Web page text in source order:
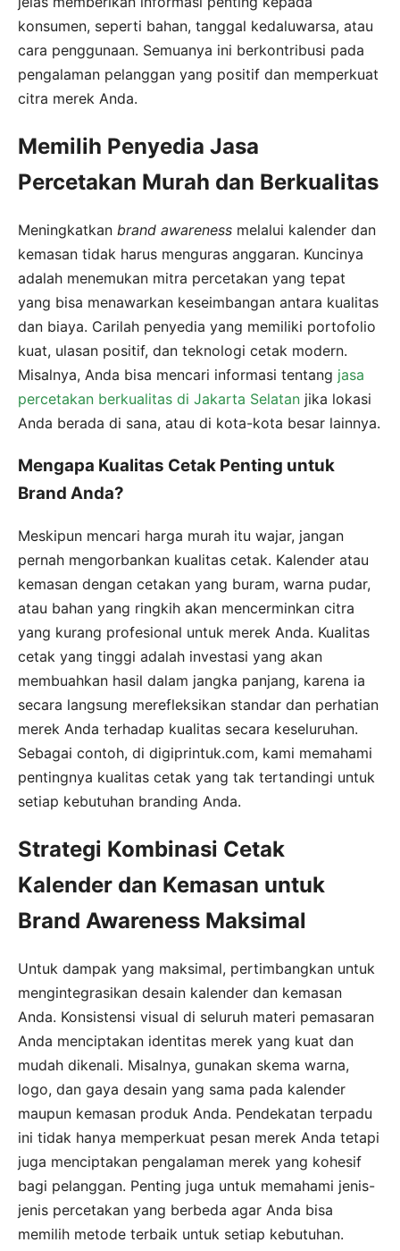
konsumen, seperti bahan, tanggal kedaluwarsa, atau
cara penggunaan. Semuanya ini berkontribusi pada
pengalaman pelanggan yang positif dan memperkuat
citra merek Anda.
Memilih Penyedia Jasa
Percetakan Murah dan Berkualitas
Meningkatkan brand awareness melalui kalender dan
kemasan tidak harus menguras anggaran. Kuncinya
adalah menemukan mitra percetakan yang tepat
yang bisa menawarkan keseimbangan antara kualitas
dan biaya. Carilah penyedia yang memiliki portofolio
kuat, ulasan positif, dan teknologi cetak modern.
Misalnya, Anda bisa mencari informasi tentang jasa
percetakan berkualitas di Jakarta Selatan jika lokasi
Anda berada di sana, atau di kota-kota besar lainnya.
Mengapa Kualitas Cetak Penting untuk
Brand Anda?
Meskipun mencari harga murah itu wajar, jangan
pernah mengorbankan kualitas cetak. Kalender atau
kemasan dengan cetakan yang buram, warna pudar,
atau bahan yang ringkih akan mencerminkan citra
yang kurang profesional untuk merek Anda. Kualitas
cetak yang tinggi adalah investasi yang akan
membuahkan hasil dalam jangka panjang, karena ia
secara langsung merefleksikan standar dan perhatian
merek Anda terhadap kualitas secara keseluruhan.
Sebagai contoh, di digiprintuk.com, kami memahami
pentingnya kualitas cetak yang tak tertandingi untuk
setiap kebutuhan branding Anda.
Strategi Kombinasi Cetak
Kalender dan Kemasan untuk
Brand Awareness Maksimal
Untuk dampak yang maksimal, pertimbangkan untuk
mengintegrasikan desain kalender dan kemasan
Anda. Konsistensi visual di seluruh materi pemasaran
Anda menciptakan identitas merek yang kuat dan
mudah dikenali. Misalnya, gunakan skema warna,
logo, dan gaya desain yang sama pada kalender
maupun kemasan produk Anda. Pendekatan terpadu
ini tidak hanya memperkuat pesan merek Anda tetapi
juga menciptakan pengalaman merek yang kohesif
bagi pelanggan. Penting juga untuk memahami jenis-
jenis percetakan yang berbeda agar Anda bisa
memilih metode terbaik untuk setiap kebutuhan.